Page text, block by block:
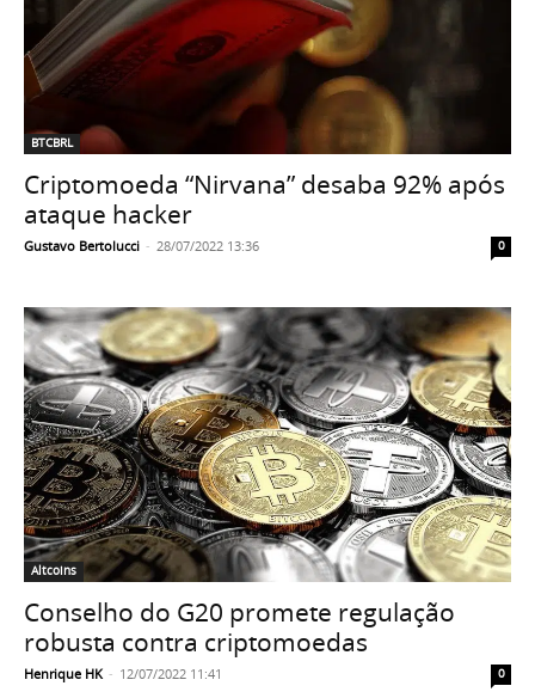
BTCBRL
Criptomoeda “Nirvana” desaba 92% após
ataque hacker
Gustavo Bertolucci - 28/07/2022 13:36 0
Altcoins
Conselho do G20 promete regulação
robusta contra criptomoedas
Henrique HK - 12/07/2022 11:41 0